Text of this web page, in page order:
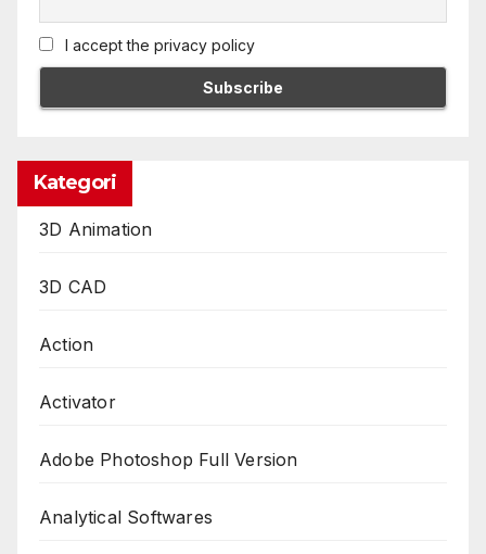
I accept the privacy policy
Kategori
3D Animation
3D CAD
Action
Activator
Adobe Photoshop Full Version
Analytical Softwares